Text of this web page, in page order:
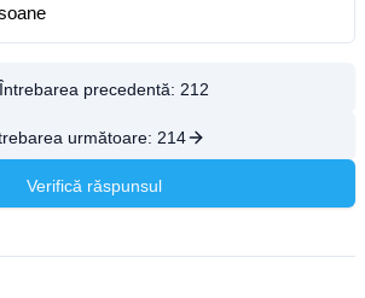
Întrebarea precedentă: 212
următoare: 214
Verifică răspunsul